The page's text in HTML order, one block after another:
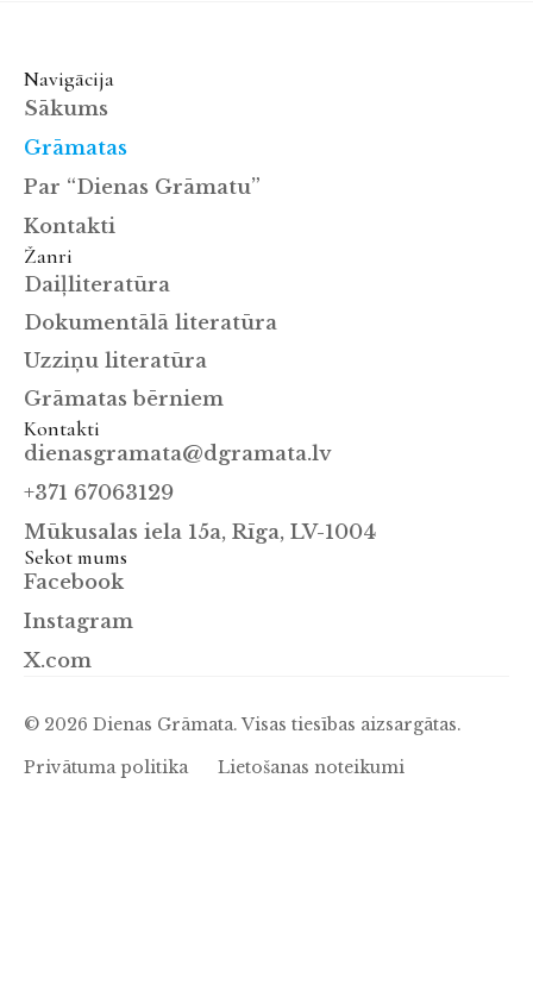
Navigācija
Sākums
Grāmatas
Par “Dienas Grāmatu”
Kontakti
Žanri
Daiļliteratūra
Dokumentālā literatūra
Uzziņu literatūra
Grāmatas bērniem
Kontakti
dienasgramata@dgramata.lv
+371 67063129
Mūkusalas iela 15a, Rīga, LV-1004
Sekot mums
Facebook
Instagram
X.com
© 2026 Dienas Grāmata. Visas tiesības aizsargātas.
Privātuma politika
Lietošanas noteikumi